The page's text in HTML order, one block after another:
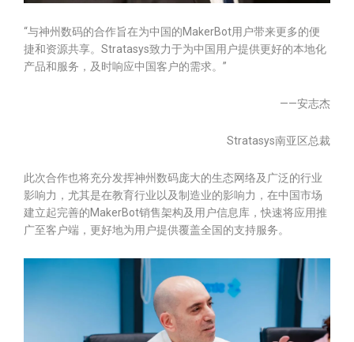
“与神州数码的合作旨在为中国的MakerBot用户带来更多的便
捷和资源共享。Stratasys致力于为中国用户提供更好的本地化
产品和服务，及时响应中国客户的需求。”
——安志杰
Stratasys南亚区总裁
此次合作也将充分发挥神州数码庞大的生态网络及广泛的行业
影响力，尤其是在教育行业以及制造业的影响力，在中国市场
建立起完善的MakerBot销售架构及用户信息库，快速将应用推
广至客户端，更好地为用户提供覆盖全国的支持服务。